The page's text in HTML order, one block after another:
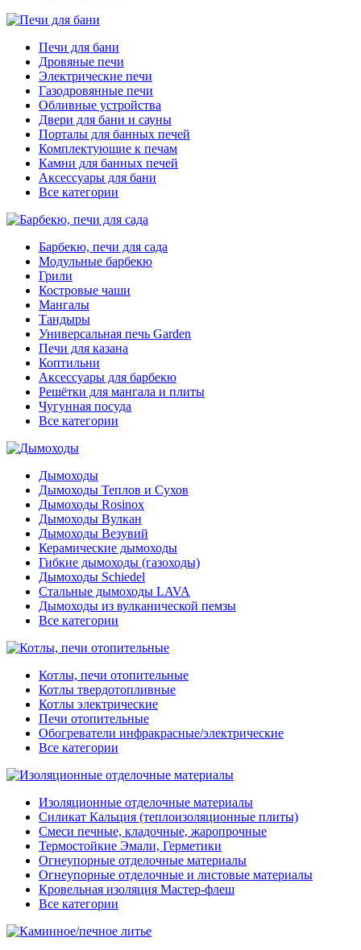
Печи для бани
Дровяные печи
Электрические печи
Газодровянные печи
Обливные устройства
Двери для бани и сауны
Порталы для банных печей
Комплектующие к печам
Камни для банных печей
Аксессуары для бани
Все категории
Барбекю, печи для сада
Модульные барбекю
Грили
Костровые чаши
Мангалы
Тандыры
Универсальная печь Garden
Печи для казана
Коптильни
Аксессуары для барбекю
Решётки для мангала и плиты
Чугунная посуда
Все категории
Дымоходы
Дымоходы Теплов и Сухов
Дымоходы Rosinox
Дымоходы Вулкан
Дымоходы Везувий
Керамические дымоходы
Гибкие дымоходы (газоходы)
Дымоходы Schiedel
Стальные дымоходы LAVA
Дымоходы из вулканической пемзы
Все категории
Котлы, печи отопительные
Котлы твердотопливные
Котлы электрические
Печи отопительные
Обогреватели инфракрасные/электрические
Все категории
Изоляционные отделочные материалы
Силикат Кальция (теплоизоляционные плиты)
Смеси печные, кладочные, жаропрочные
Термостойкие Эмали, Герметики
Огнеупорные отделочные материалы
Огнеупорные отделочные и листовые материалы
Кровельная изоляция Мастер-флеш
Все категории